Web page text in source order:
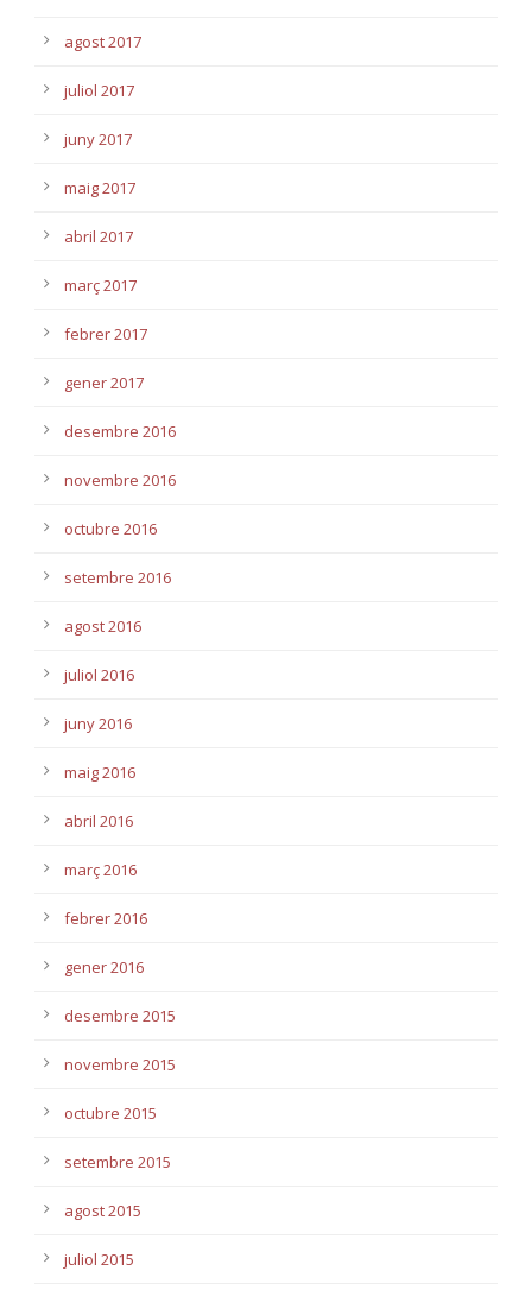
agost 2017
juliol 2017
juny 2017
maig 2017
abril 2017
març 2017
febrer 2017
gener 2017
desembre 2016
novembre 2016
octubre 2016
setembre 2016
agost 2016
juliol 2016
juny 2016
maig 2016
abril 2016
març 2016
febrer 2016
gener 2016
desembre 2015
novembre 2015
octubre 2015
setembre 2015
agost 2015
juliol 2015